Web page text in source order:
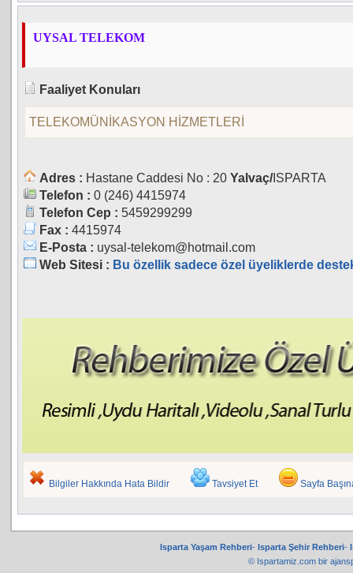
UYSAL TELEKOM
Faaliyet Konuları
TELEKOMÜNİKASYON HİZMETLERİ
Adres : Hastane Caddesi No : 20 Yalvaç/ISPARTA
Telefon : 0 (246) 4415974
Telefon Cep : 5459299299
Fax : 4415974
E-Posta : uysal-telekom@hotmail.com
Web Sitesi : Bu özellik sadece özel üyeliklerde
Bilgiler Hakkında Hata Bildir Tavsiyet Et Sayfa
Isparta Yaşam Rehberi- Isparta Şehir Rehberi-
© Ispartamiz.com bir